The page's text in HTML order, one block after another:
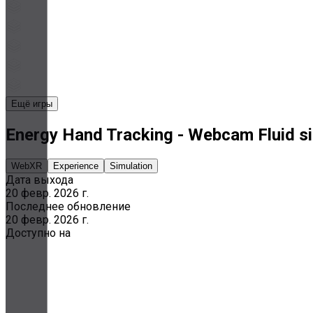
Ещё игры
Energy Hand Tracking - Webcam Fluid
WebXR Experience Simulation
Дата выхода
20 февр. 2026 г.
Последнее обновление
20 февр. 2026 г.
Доступно на